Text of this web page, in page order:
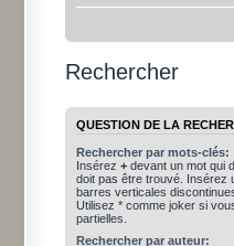
Rechercher
QUESTION DE LA
Rechercher par mots-clés:
Insérez + devant un mot qui
doit pas être trouvé. Insérez
barres verticales
Utilisez * comme joker si
partielles.
Rechercher par auteur: